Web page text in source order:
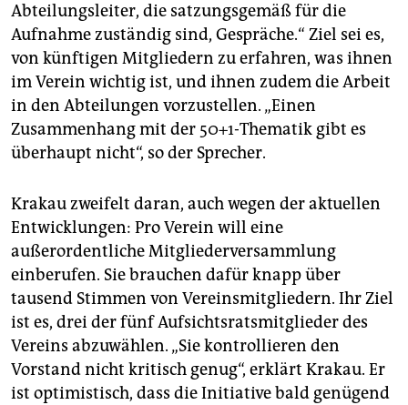
Abteilungsleiter, die satzungsgemäß für die
Aufnahme zuständig sind, Gespräche.“ Ziel sei es,
von künftigen Mitgliedern zu erfahren, was ihnen
im Verein wichtig ist, und ihnen zudem die Arbeit
in den Abteilungen vorzustellen. „Einen
Zusammenhang mit der 50+1-Thematik gibt es
überhaupt nicht“, so der Sprecher.
Krakau zweifelt daran, auch wegen der aktuellen
Entwicklungen: Pro Verein will eine
außerordentliche Mitgliederversammlung
einberufen. Sie brauchen dafür knapp über
tausend Stimmen von Vereinsmitgliedern. Ihr Ziel
ist es, drei der fünf Aufsichtsratsmitglieder des
Vereins abzuwählen. „Sie kontrollieren den
Vorstand nicht kritisch genug“, erklärt Krakau. Er
ist optimistisch, dass die Initiative bald genügend